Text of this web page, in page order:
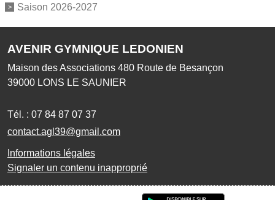
Saison 2026-2027
AVENIR GYMNIQUE LEDONIEN
Maison des Associations 480 Route de Besançon
39000 LONS LE SAUNIER
Tél. : 07 84 87 07 37
contact.agl39@gmail.com
Informations légales
Signaler un contenu inapproprié